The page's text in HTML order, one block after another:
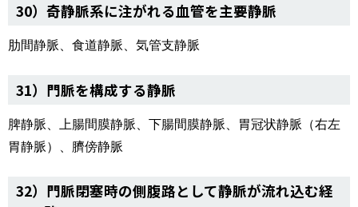
30）奇静脈系に注がれる血管を主要静脈
肋間静脈、食道静脈、気管支静脈
31）門脈を構成する静脈
脾静脈、上腸間膜静脈、下腸間膜静脈、胃冠状静脈（右左
胃静脈）、臍傍静脈
32）門脈閉塞時の側腹路として静脈が流れ込む経